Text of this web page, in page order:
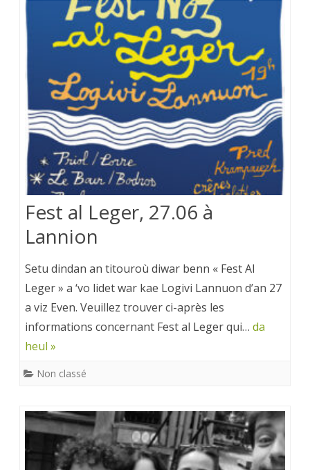
Fest al Leger, 27.06 à
Lannion
Setu dindan an titouroù diwar benn « Fest Al
Leger » a ‘vo lidet war kae Logivi Lannuon d’an 27
a viz Even. Veuillez trouver ci-après les
informations concernant Fest al Leger qui… da
heul »
Non classé